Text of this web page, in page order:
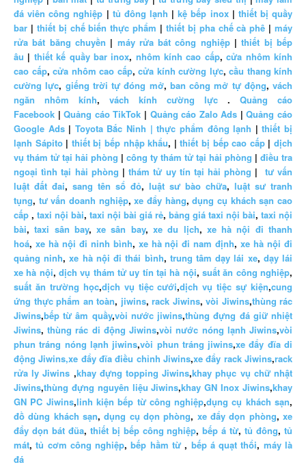
đá viên công nghiệp | tủ đông lạnh |kệ bếp inox| thiết bị quầy
bar | thiết bị chế biến thực phẩm | thiết bị pha chế cà phê | máy
rửa bát băng chuyền | máy rửa bát công nghiệp|thiết bị bếp
âu | thiết kế quầy bar inox, nhôm kính cao cấp,cửa nhôm kính
cao cấp, cửa nhôm cao cấp, cửa kính cường lực, cầu thang kính
cường lực, giếng trời tự đóng mở, ban công mở tự động, vách
ngăn nhôm kính, vách kính cường lực . Quảng cáo
Facebook |Quảng cáo TikTok | Quảng cáo Zalo Ads |Quảng cáo
Google Ads| Toyota Bắc Ninh | thực phẩm đông lạnh |thiết bị
lạnh Sápito | thiết bị bếp nhập khẩu, |thiết bị bếp cao cấp|dịch
vụ thám tử tại hải phòng | công ty thám tử tại hải phòng | điều tra
ngoại tình tại hải phòng |thám tử uy tín tại hải phòng | tư vấn
luật đất đai, sang tên sổ đỏ, luật sư bào chữa, luật sư tranh
tụng, tư vấn doanh nghiệp,xe đẩy hàng,dụng cụ khách sạn cao
cấp , taxi nội bài, taxi nội bài giá rẻ, bảng giá taxi nội bài, taxi nội
bài,taxi sân bay,xe sân bay,xe du lịch, xe hà nội đi thanh
hoá, xe hà nội đi ninh bình, xe hà nội đi nam định,xe hà nội đi
quảng ninh,xe hà nội đi thái bình, trung tâm dạy lái xe, dạy lái
xe hà nội,dịch vụ thám tử uy tín tại hà nội,suất ăn công nghiệp,
suất ăn trường học,dịch vụ tiệc cưới,dịch vụ tiệc sự kiện,cung
ứng thực phẩm an toàn, jiwins, rack Jiwins, vòi Jiwins,thùng rác
Jiwins,bếp từ âm quầy,vòi nước jiwins,thùng đựng đá giữ nhiệt
Jiwins,thùng rác di động Jiwins,vòi nước nóng lạnh Jiwins,vòi
phun tráng nóng lạnh jiwins,vòi phun tráng jiwins,xe đẩy đĩa di
động Jiwins,xe đẩy đĩa điều chỉnh Jiwins,xe đẩy rack Jiwins,rack
rửa ly Jiwins ,khay đựng topping Jiwins,khay phục vụ chữ nhật
Jiwins,thùng đựng nguyên liệu Jiwins,khay GN Inox Jiwins,khay
GN PC Jiwins,linh kiện bếp từ công nghiệp,dụng cụ khách sạn,
đồ dùng khách sạn,dụng cụ dọn phòng, xe đẩy dọn phòng,xe
đẩy dọn bát đũa, thiết bị bếp công nghiệp,bếp á từ,tủ đông,tủ
mát,tủ cơm công nghiệp,bếp hầm từ , bếp á quạt thổi, máy là
đá